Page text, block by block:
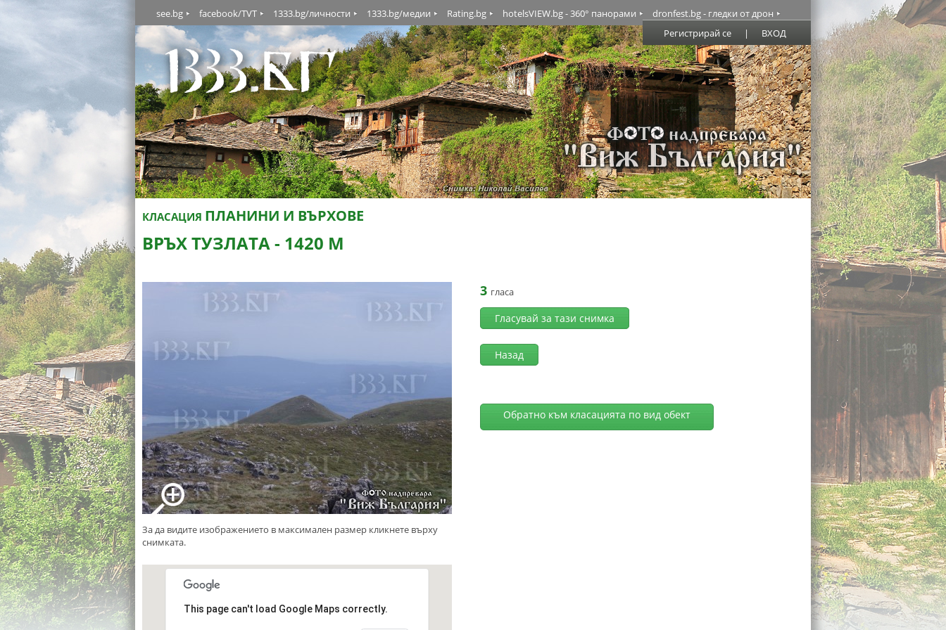
see.bg facebook/TVT 1333.bg/личности 1333.bg/медии Rating.bg hotelsVIEW.bg - 360° панорами
dronfest.bg - гледки от дрон
Регистрирай се
| ВХОД
КЛАСАЦИЯ ПЛАНИНИ И ВЪРХОВЕ
ВРЪХ ТУЗЛАТА - 1420 М
За да видите изображението в максимален размер кликнете върху
снимката.
3 гласа
Гласувай за тази снимка
Назад
Обратно към класацията по вид обект
This page can't load Google Maps correctly.